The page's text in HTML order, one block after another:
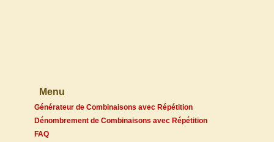
Menu
Générateur de Combinaisons avec Répétition
Dénombrement de Combinaisons avec Répétition
FAQ